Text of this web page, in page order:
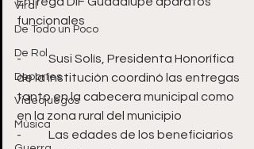
Viral
De Todo un Poco
De Rol
Deportes
Videojuegos
Música
funcionales
-	Susi Solís, Presidenta Honorífica
de la institución coordinó las entregas
tanto en la cabecera municipal como
en la zona rural del municipio
-	Las edades de los beneficiarios